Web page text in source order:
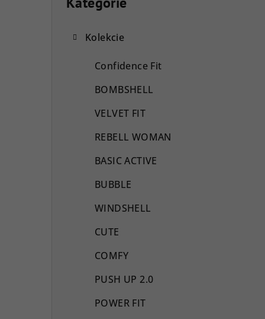
kategórie
Kolekcie
Confidence Fit
BOMBSHELL
VELVET FIT
REBELL WOMAN
BASIC ACTIVE
BUBBLE
WINDSHELL
CUTE
COMFY
PUSH UP 2.0
POWER FIT